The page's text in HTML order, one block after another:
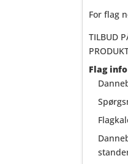
For flag
TILBUD
Flag info